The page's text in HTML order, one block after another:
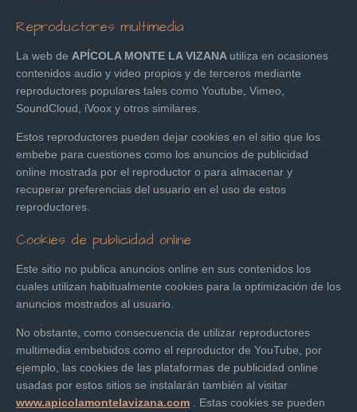
Reproductores multimedia
La web de APÍCOLA MONTE LA VIZANA utiliza en ocasiones
contenidos audio y video propios y de terceros mediante
reproductores populares tales como Youtube, Vimeo,
SoundCloud, iVoox y otros similares.
Estos reproductores pueden dejar cookies en el sitio que los
embebe para cuestiones como los anuncios de publicidad
online mostrada por el reproductor o para almacenar y
recuperar preferencias del usuario en el uso de estos
reproductores.
Cookies de publicidad online
Este sitio no publica anuncios online en sus contenidos los
cuales utilizan habitualmente cookies para la optimización de los
anuncios mostrados al usuario.
No obstante, como consecuencia de utilizar reproductores
multimedia embebidos como el reproductor de YouTube, por
ejemplo, las cookies de las plataformas de publicidad online
usadas por estos sitios se instalarán también al visitar
www.apicolamontelavizana.com . Estas cookies se pueden